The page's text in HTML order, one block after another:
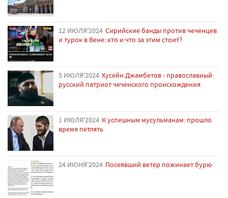
12 ИЮЛЯ'2024 Сирийские банды против чеченцев
и турок в Вене: кто и что за этим стоит?
5 ИЮЛЯ'2024 Хусейн Джамбетов - православный
русский патриот чеченского происхождения
1 ИЮЛЯ'2024 К успешным мусульманам: прошло
время петлять
24 ИЮНЯ'2024 Посеявший ветер пожинает бурю